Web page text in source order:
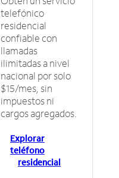
telefónico
residencial
confiable con
llamadas
ilimitadas a nivel
nacional por solo
$15/mes, sin
impuestos ni
cargos agregados.
Explorar
teléfono
residencial